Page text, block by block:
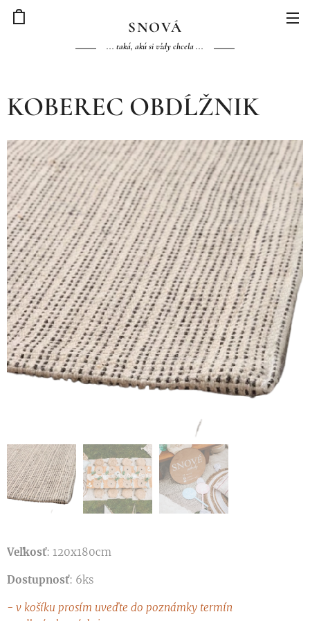
SNOVÁ
... taká, akú si vždy chcela ...
KOBEREC OBDĹŽNIK
Veľkosť: 120x180cm
Dostupnosť: 6ks
- v košíku prosím uveďte do poznámky termín